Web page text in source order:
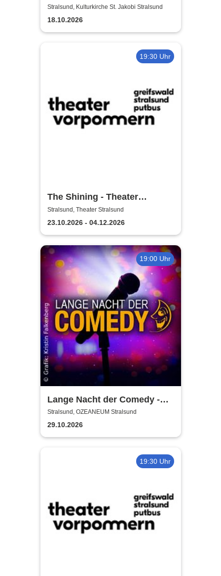
Band
Stralsund, Kulturkirche St. Jakobi Stralsund
18.10.2026
19:30 Uhr
The Shining - Theater
Vorpommern
Stralsund, Theater Stralsund
23.10.2026 - 04.12.2026
19:00 Uhr
Lange Nacht der Comedy -
Die Stadt lacht
Stralsund, OZEANEUM Stralsund
29.10.2026
19:30 Uhr